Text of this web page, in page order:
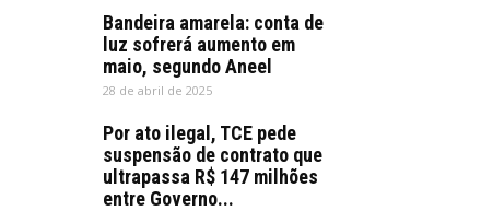
Bandeira amarela: conta de
luz sofrerá aumento em
maio, segundo Aneel
28 de abril de 2025
Por ato ilegal, TCE pede
suspensão de contrato que
ultrapassa R$ 147 milhões
entre Governo...